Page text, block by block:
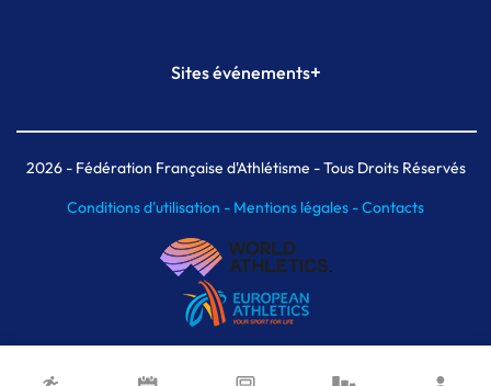
Plateforme Formation
Sites événements+
Meeting de Paris indoor
MAIF Ekiden de Paris
2026- Fédération Française d'Athlétisme - Tous Droits Réservés
Conditions d'utilisation - Mentions légales -Contacts